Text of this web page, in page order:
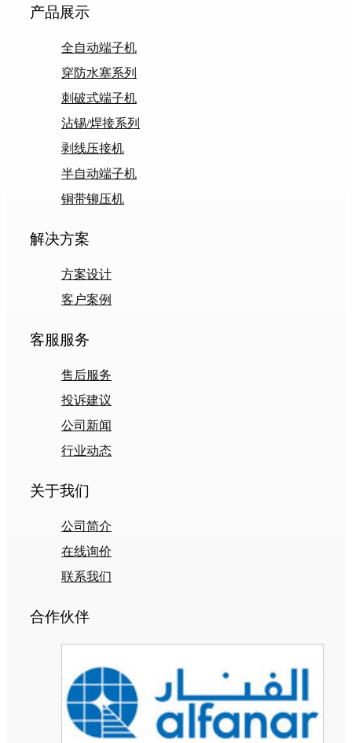
产品展示
全自动端子机
穿防水塞系列
刺破式端子机
沾锡/焊接系列
剥线压接机
半自动端子机
铜带铆压机
解决方案
方案设计
客户案例
客服服务
售后服务
投诉建议
公司新闻
行业动态
关于我们
公司简介
在线询价
联系我们
合作伙伴